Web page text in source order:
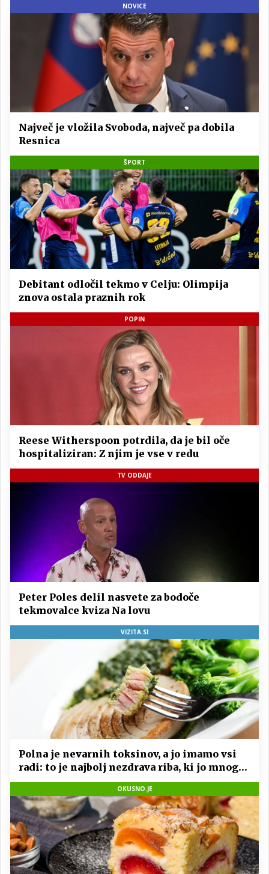
NOVICE
Največ je vložila Svoboda, največ pa dobila
Resnica
ŠPORT
Debitant odločil tekmo v Celju: Olimpija
znova ostala praznih rok
POPIN
Reese Witherspoon potrdila, da je bil oče
hospitaliziran: Z njim je vse v redu
TV ODDAJE
Peter Poles delil nasvete za bodoče
tekmovalce kviza Na lovu
VIZITA.SI
Polna je nevarnih toksinov, a jo imamo vsi
radi: to je najbolj nezdrava riba, ki jo mnogi
redno uživajo
OKUSNO.JE